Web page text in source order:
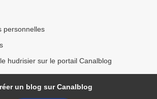
personnelles
hudrisier sur le portail Canalblog
un blog sur Canalblog